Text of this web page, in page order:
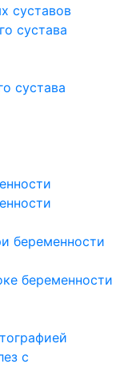
суставов
сустава
сустава
беременности
беременности
с